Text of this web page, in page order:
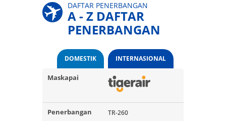
DAFTAR PENERBANGAN
A - Z DAFTAR
PENERBANGAN
DOMESTIK INTERNASIONAL
TR-260